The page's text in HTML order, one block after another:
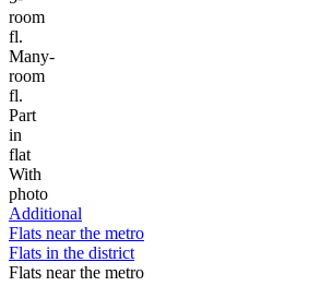
room
fl.
Many-
room
fl.
Part
in
flat
With
photo
Additional
Flats near the metro
Flats in the district
Flats near the metro